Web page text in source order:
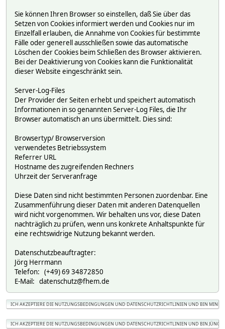
Sie können Ihren Browser so einstellen, daß Sie über das
Setzen von Cookies informiert werden und Cookies nur im
Einzelfall erlauben, die Annahme von Cookies für bestimmte
Fälle oder generell ausschließen sowie das automatische
Löschen der Cookies beim Schließen des Browser aktivieren.
Bei der Deaktivierung von Cookies kann die Funktionalität
dieser Website eingeschränkt sein.
Server-Log-Files
Der Provider der Seiten erhebt und speichert automatisch
Informationen in so genannten Server-Log Files, die Ihr
Browser automatisch an uns übermittelt. Dies sind:
Browsertyp/ Browserversion
verwendetes Betriebssystem
Referrer URL
Hostname des zugreifenden Rechners
Uhrzeit der Serveranfrage
Diese Daten sind nicht bestimmten Personen zuordenbar. Eine
Zusammenführung dieser Daten mit anderen Datenquellen
wird nicht vorgenommen. Wir behalten uns vor, diese Daten
nachträglich zu prüfen, wenn uns konkrete Anhaltspunkte für
eine rechtswidrige Nutzung bekannt werden.
Datenschutzbeauftragter:
Jörg Herrmann
Telefon: (+49) 69 34872850
E-Mail: datenschutz@fhem.de